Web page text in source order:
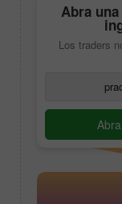
Abra
Los traders